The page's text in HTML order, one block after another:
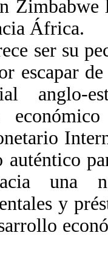
África.
ser su
escapar
anglo-
auténtico
una
y